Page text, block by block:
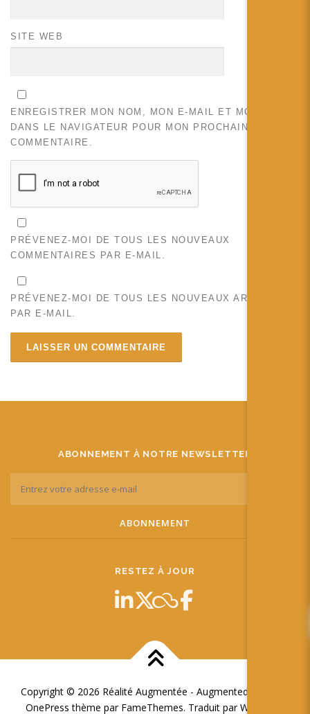
SITE WEB
ENREGISTRER MON NOM, MON E-MAIL ET MON SITE
DANS LE NAVIGATEUR POUR MON PROCHAIN
COMMENTAIRE.
PRÉVENEZ-MOI DE TOUS LES NOUVEAUX
COMMENTAIRES PAR E-MAIL.
PRÉVENEZ-MOI DE TOUS LES NOUVEAUX ARTICLES
PAR E-MAIL.
ABONNEMENT À NOTRE NEWSLETTER
RESTEZ À JOUR
Copyright © 2026 Réalité Augmentée - Augmented Reality
OnePress thème par FameThemes. Traduit par Wp Trads.